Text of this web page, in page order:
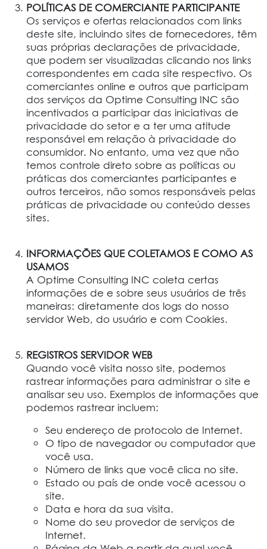
POLÍTICAS DE COMERCIANTE PARTICIPANTE
Os serviços e ofertas relacionados com links
deste site, incluindo sites de fornecedores, têm
suas próprias declarações de privacidade,
que podem ser visualizadas clicando nos links
correspondentes em cada site respectivo. Os
comerciantes online e outros que participam
dos serviços da Optime Consulting INC são
incentivados a participar das iniciativas de
privacidade do setor e a ter uma atitude
responsável em relação à privacidade do
consumidor. No entanto, uma vez que não
temos controle direto sobre as políticas ou
práticas dos comerciantes participantes e
outros terceiros, não somos responsáveis pelas
práticas de privacidade ou conteúdo desses
sites.
INFORMAÇÕES QUE COLETAMOS E COMO AS
USAMOS
A Optime Consulting INC coleta certas
informações de e sobre seus usuários de três
maneiras: diretamente dos logs do nosso
servidor Web, do usuário e com Cookies.
REGISTROS SERVIDOR WEB
Quando você visita nosso site, podemos
rastrear informações para administrar o site e
analisar seu uso. Exemplos de informações que
podemos rastrear incluem:
Seu endereço de protocolo de Internet.
O tipo de navegador ou computador que
você usa.
Número de links que você clica no site.
Estado ou país de onde você acessou o
site.
Data e hora da sua visita.
Nome do seu provedor de serviços de
Internet.